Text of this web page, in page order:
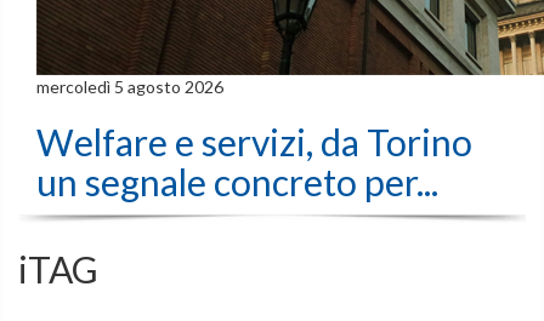
mercoledì 5 agosto 2026
Welfare e servizi, da Torino
un segnale concreto per...
iTAG